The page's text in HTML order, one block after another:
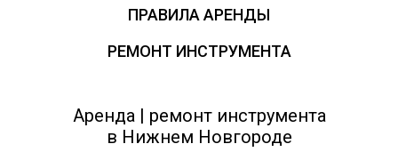
ПРАВИЛА АРЕНДЫ
РЕМОНТ ИНСТРУМЕНТА
Аренда | ремонт инструмента
в Нижнем Новгороде